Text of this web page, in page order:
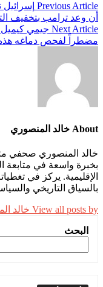
Previous Article
أن وعد ترامب بتخفيف
Next Article جيمي
مضطراً لفحص دماغه هذه
About خالد المنصوري
خالد المنصوري صحفي
بخبرة واسعة في متابعة
الإقليمية. يركز في
بالسياق التاريخي
View all posts by خالد المنصوري →
البحث